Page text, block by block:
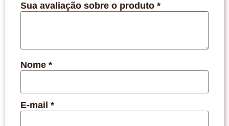
Sua avaliação sobre o produto *
Nome *
E-mail *